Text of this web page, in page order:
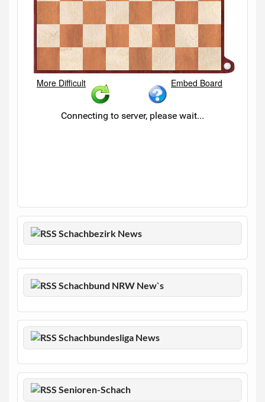
Schachbezirk News
Schachbund NRW New`s
Schachbundesliga News
Senioren-Schach